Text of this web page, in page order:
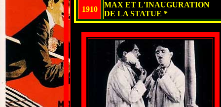
1910
MAX ET L'INAUGURATION
DE LA STATUE *